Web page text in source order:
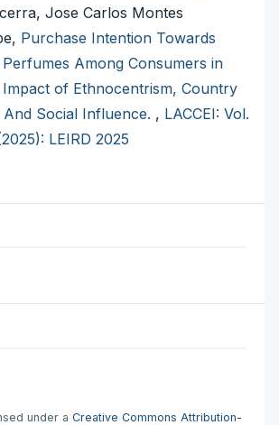
Jose Carlos Montes
Purchase Intention Towards
Among Consumers in
Impact of Ethnocentrism, Country
Social Influence. , LACCEI: Vol.
LEIRD 2025
under a Creative Commons Attribution-